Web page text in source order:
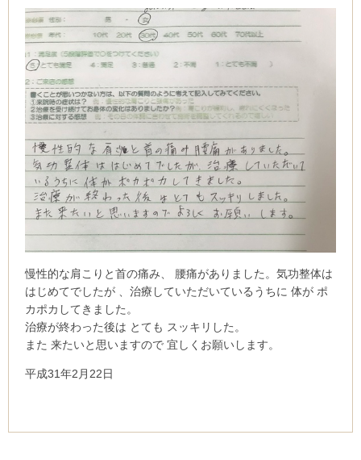
慢性的な肩こりと首の痛み、 腰痛がありました。気功整体は
はじめてでしたが 、治療していただいているうちに 体が ポ
カポカしてきました。
治療が終わった後は とても スッキリした。
また 来たいと思いますので 宜しくお願いします。
平成31年2月22日